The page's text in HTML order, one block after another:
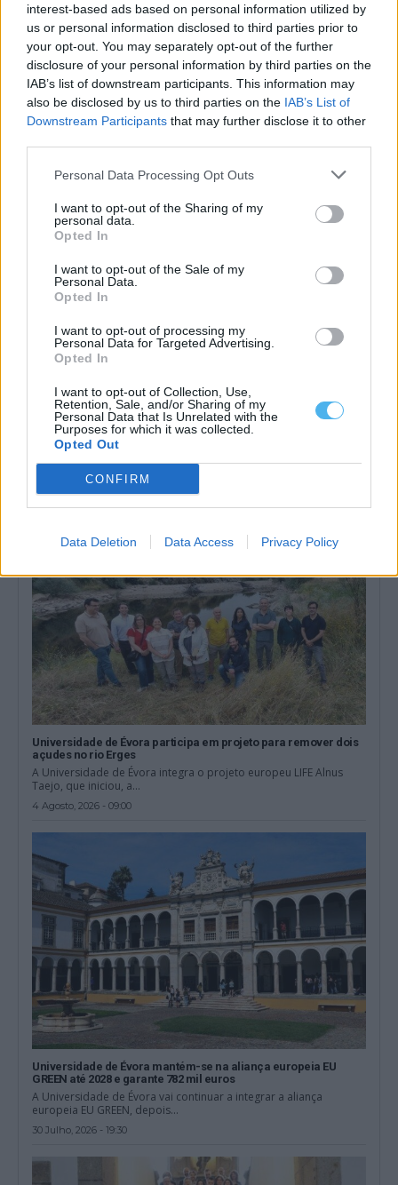
interest-based ads based on personal information utilized by
us or personal information disclosed to third parties prior to
your opt-out. You may separately opt-out of the further
disclosure of your personal information by third parties on the
IAB’s list of downstream participants. This information may
also be disclosed by us to third parties on the IAB’s List of
Downstream Participants that may further disclose it to other
Personal Data Processing Opt Outs
I want to opt-out of the Sharing of my
personal data.
Opted In
I want to opt-out of the Sale of my
Personal Data.
Opted In
I want to opt-out of processing my
Personal Data for Targeted Advertising.
Opted In
I want to opt-out of Collection, Use,
Retention, Sale, and/or Sharing of my
Personal Data that Is Unrelated with the
Purposes for which it was collected.
Opted Out
CONFIRM
Data Deletion Data Access Privacy Policy
Agenda NEXUS termina com 72 resultados para descarbonizar
o Porto de Sines
desenvolvimento dos Produtos, Processos...
7 Agosto, 2026 - 21:00
Consumo de cafeína reduz o impacto da obesidade no cérebro
A cafeína atenua perdas de memória e melhora outras
disfunções cognitivas provocadas pela inflamação...
4 Agosto, 2026 - 10:04
Universidade de Évora participa em projeto para remover dois
açudes no rio Erges
A Universidade de Évora integra o projeto europeu LIFE Alnus
Taejo, que iniciou, a...
4 Agosto, 2026 - 09:00
Universidade de Évora mantém-se na aliança europeia EU
GREEN até 2028 e garante 782 mil euros
A Universidade de Évora vai continuar a integrar a aliança
europeia EU GREEN, depois...
30 Julho, 2026 - 19:30